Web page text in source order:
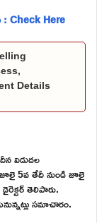
Check Here
Details
విడుదల
5వ తేదీ నుండి జూలై
తెలిపారు.
సమాచారం.